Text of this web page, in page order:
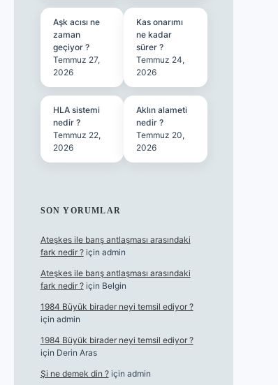
Aşk acısı ne
zaman
geçiyor ?
Temmuz 27,
2026
Kas onarımı
ne kadar
sürer ?
Temmuz 24,
2026
HLA sistemi
nedir ?
Temmuz 22,
2026
Aklın alameti
nedir ?
Temmuz 20,
2026
SON YORUMLAR
Ateşkes ile barış antlaşması arasındaki
fark nedir ?için admin
Ateşkes ile barış antlaşması arasındaki
fark nedir ?için Belgin
1984 Büyük birader neyi temsil ediyor ?
için admin
1984 Büyük birader neyi temsil ediyor ?
için Derin Aras
Şi ne demek din ?için admin